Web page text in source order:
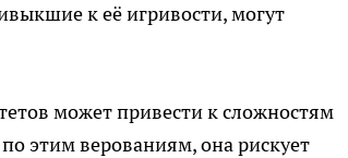
к её игривости, могут
может привести к сложностям
этим верованиям, она рискует